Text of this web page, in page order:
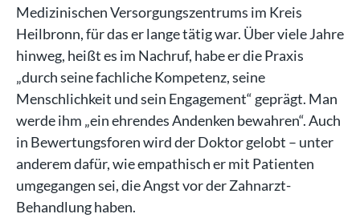
Medizinischen Versorgungszentrums im Kreis
Heilbronn, für das er lange tätig war. Über viele Jahre
hinweg, heißt es im Nachruf, habe er die Praxis
„durch seine fachliche Kompetenz, seine
Menschlichkeit und sein Engagement“ geprägt. Man
werde ihm „ein ehrendes Andenken bewahren“. Auch
in Bewertungsforen wird der Doktor gelobt – unter
anderem dafür, wie empathisch er mit Patienten
umgegangen sei, die Angst vor der Zahnarzt-
Behandlung haben.